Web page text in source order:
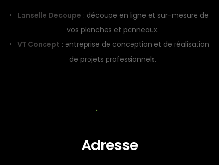
Lanselle Decoupe : découpe en ligne et sur-mesure de
vos planches et panneaux.
VT Concept : entreprise de conception et de réalisation
de projets professionnels.
Adresse